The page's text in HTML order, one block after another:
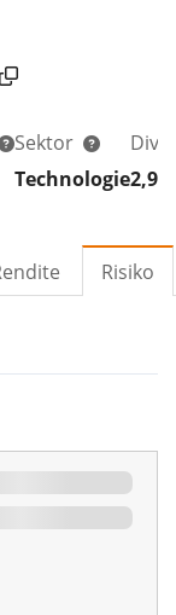
Sektor
Technologie
Risiko